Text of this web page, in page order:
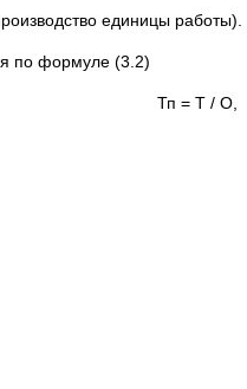
единицы работы).
по формуле (3.2)
Тп